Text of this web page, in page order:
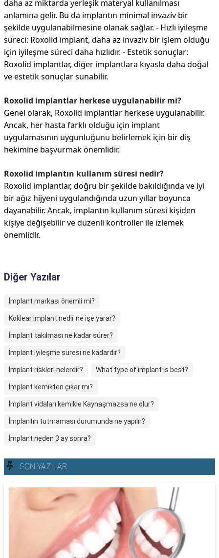
daha az miktarda yerleşik materyal kullanılması
anlamına gelir. Bu da implantın minimal invaziv bir
şekilde uygulanabilmesine olanak sağlar. - Hızlı iyileşme
süreci: Roxolid implant, daha az invaziv bir işlem olduğu
için iyileşme süreci daha hızlıdır. - Estetik sonuçlar:
Roxolid implantlar, diğer implantlara kıyasla daha doğal
ve estetik sonuçlar sunabilir.
Roxolid implantlar herkese uygulanabilir mi?
Genel olarak, Roxolid implantlar herkese uygulanabilir.
Ancak, her hasta farklı olduğu için implant
uygulamasının uygunluğunu belirlemek için bir diş
hekimine başvurmak önemlidir.
Roxolid implantın kullanım süresi nedir?
Roxolid implantlar, doğru bir şekilde bakıldığında ve iyi
bir ağız hijyeni uygulandığında uzun yıllar boyunca
dayanabilir. Ancak, implantın kullanım süresi kişiden
kişiye değişebilir ve düzenli kontroller ile izlemek
önemlidir.
Diğer Yazılar
İmplant markası önemli mi?
Koklear implant nedir ne işe yarar?
İmplant takılması ne kadar sürer?
İmplant iyileşme süresi ne kadardır?
İmplant riskleri nelerdir? What type of implant is best?
İmplant kemikten çıkar mı?
İmplant vidaları kemikle Kaynaşmazsa ne olur?
İmplantın tutmaması durumunda ne yapılır?
İmplant neden 3 ay sonra?
SON YAZILAR